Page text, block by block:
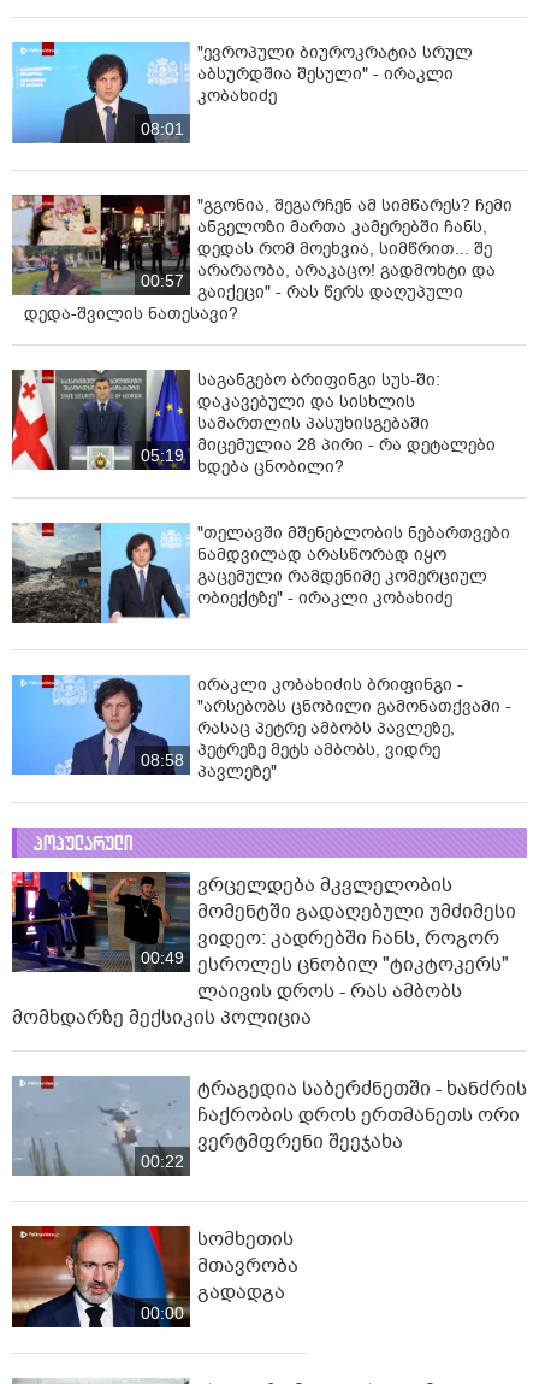
08:01
"ევროპული ბიუროკრატია სრულ
აბსურდშია შესული" - ირაკლი
კობახიძე
00:57
"გგონია, შეგარჩენ ამ სიმწარეს? ჩემი
ანგელოზი მართა კამერებში ჩანს,
დედას რომ მოეხვია, სიმწრით... შე
არარაობა, არაკაცო! გადმოხტი და
გაიქეცი" - რას წერს დაღუპული
დედა-შვილის ნათესავი?
05:19
საგანგებო ბრიფინგი სუს-ში:
დაკავებული და სისხლის
სამართლის პასუხისგებაში
მიცემულია 28 პირი - რა დეტალები
ხდება ცნობილი?
"თელავში მშენებლობის ნებართვები
ნამდვილად არასწორად იყო
გაცემული რამდენიმე კომერციულ
ობიექტზე" - ირაკლი კობახიძე
08:58
ირაკლი კობახიძის ბრიფინგი -
"არსებობს ცნობილი გამონათქვამი -
რასაც პეტრე ამბობს პავლეზე,
პეტრეზე მეტს ამბობს, ვიდრე
პავლეზე"
პოპულარული
00:49
ვრცელდება მკვლელობის
მომენტში გადაღებული უმძიმესი
ვიდეო: კადრებში ჩანს, როგორ
ესროლეს ცნობილ "ტიკტოკერს"
ლაივის დროს - რას ამბობს
მომხდარზე მექსიკის პოლიცია
00:22
ტრაგედია საბერძნეთში - ხანძრის
ჩაქრობის დროს ერთმანეთს ორი
ვერტმფრენი შეეჯახა
00:00
სომხეთის
მთავრობა
გადადგა